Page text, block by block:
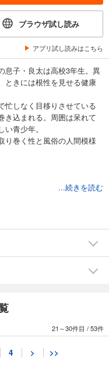
ブラウザ試し読み
アプリ試し読みはこちら
息子・良太は高校3年生。異
ときには根性を見せる健康
忙しなく目移りさせている
き込まれる。周囲は呆れて
青少年。
り巻く性と風俗の人間模様
...続きを読む
21～30件目 /53件
4 > >>
カート
試し読み
カート
試し読み